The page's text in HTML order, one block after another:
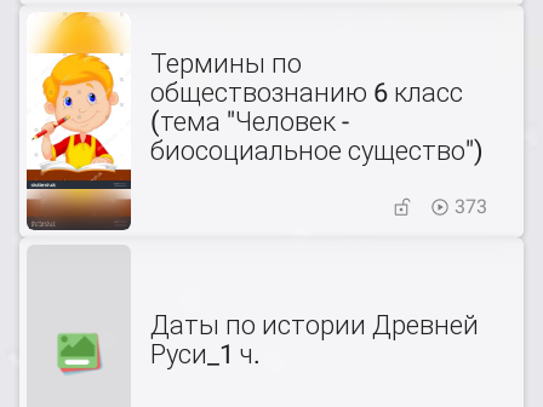
Термины по
обществознанию 6 класс
(тема "Человек -
биосоциальное существо")
373
Даты по истории Древней
Руси_1 ч.